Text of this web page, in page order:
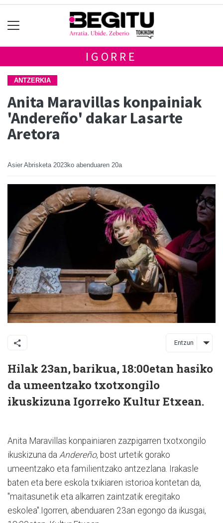
IGORRE
ANTZERKIA
Anita Maravillas konpainiak
'Andereño' dakar Lasarte
Aretora
Asier Abrisketa 2023ko abenduaren 20a
Entzun
Hilak 23an, barikua, 18:00etan hasiko
da umeentzako txotxongilo
ikuskizuna Igorreko Kultur Etxean.
Anita Maravillas konpainiaren zazpigarren txotxongilo
ikuskizuna da Andereño, bost urtetik gorako
umeentzako eta familientzako antzezlana. Irakasle
baten eta bere eskola txikiaren istorioa kontetan da,
"maitasunetik eta alkarren zaintzatik eregitako
eskolea".Igorren, abenduaren 23an egongo da ikusgai,